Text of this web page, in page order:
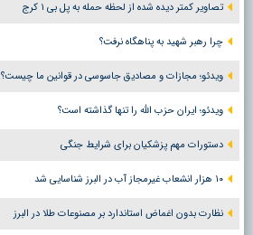
تصاویر کمتر دیده شده از لحظه حمله به پل بی ۱ کرج
چرا رهبر شهید به پناهگاه نرفت؟
ویدئو؛ مجازات و مصادیق جاسوسی در قوانین ما چیست؟
ویدئو؛ ایران حزب الله را تنها گذاشته است؟
دستورات مهم پزشکیان برای شرایط جنگی
۱۰ هزار انشعاب غیرمجاز آب در البرز شناسایی شد
نظارت بدون اغماض استاندارد بر مصنوعات طلا در البرز